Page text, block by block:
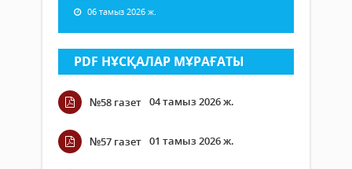
06 тамыз 2026 ж.
PDF НҰСҚАЛАР МҰРАҒАТЫ
№58 газет 04 тамыз 2026 ж.
№57 газет 01 тамыз 2026 ж.